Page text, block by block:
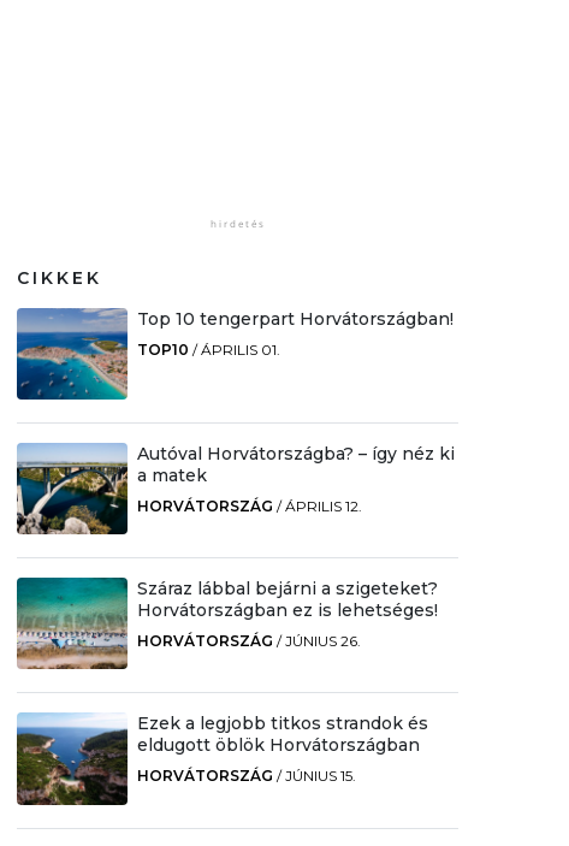
CIKKEK
Top 10 tengerpart Horvátországban!
TOP10 /ÁPRILIS 01.
Autóval Horvátországba? – így néz ki
a matek
HORVÁTORSZÁG /ÁPRILIS 12.
Száraz lábbal bejárni a szigeteket?
Horvátországban ez is lehetséges!
HORVÁTORSZÁG /JÚNIUS 26.
Ezek a legjobb titkos strandok és
eldugott öblök Horvátországban
HORVÁTORSZÁG /JÚNIUS 15.